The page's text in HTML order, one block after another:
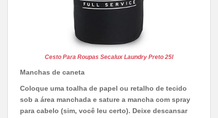
Cesto Para Roupas Secalux Laundry Preto 25l
Manchas de caneta
Coloque uma toalha de papel ou retalho de tecido
sob a área manchada e sature a mancha com spray
para cabelo (sim, você leu certo). Deixe descansar